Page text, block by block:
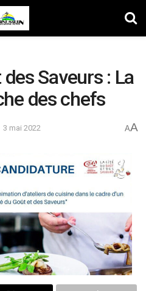
Saveurs : La
des chefs
3 mai 2022 AA